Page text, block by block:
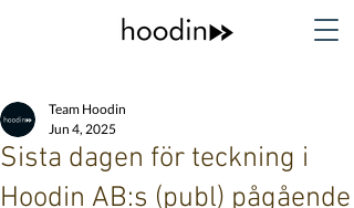
Sista dagen för teckning i
Hoodin AB:s (publ) pågående
Team Hoodin
Jun 4, 2025